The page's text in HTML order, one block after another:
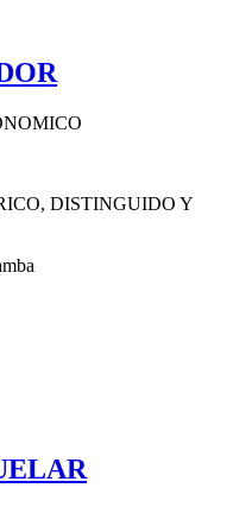
DISTINGUIDO Y